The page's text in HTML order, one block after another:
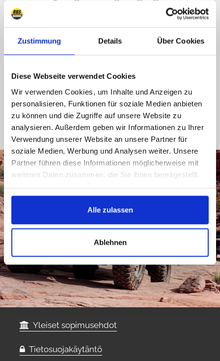
Zustimmung Details Über Cookies
Diese Webseite verwendet Cookies
Wir verwenden Cookies, um Inhalte und Anzeigen zu
personalisieren, Funktionen für soziale Medien anbieten
zu können und die Zugriffe auf unsere Website zu
analysieren. Außerdem geben wir Informationen zu Ihrer
Verwendung unserer Website an unsere Partner für
soziale Medien, Werbung und Analysen weiter. Unsere
Partner führen diese Informationen möglicherweise mit
weiteren Daten zusammen, die Sie ihnen bereitgestellt
gesammelt haben.
Alle zulassen
Ablehnen
089 - 41 61 08 780
info@rbs-handel.de
Yleiset sopimusehdot
Tietosuojakäytäntö